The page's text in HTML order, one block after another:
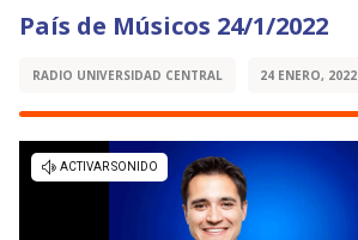
País de Músicos 24/1/2022
RADIO UNIVERSIDAD CENTRAL 24 ENERO, 2022